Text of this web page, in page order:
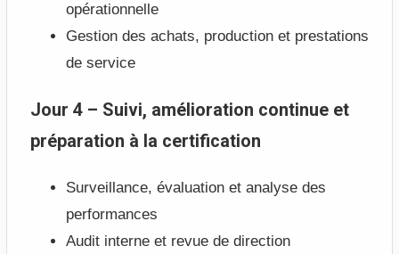
opérationnelle
Gestion des achats, production et prestations
de service
Jour 4 – Suivi, amélioration continue et
préparation à la certification
Surveillance, évaluation et analyse des
performances
Audit interne et revue de direction